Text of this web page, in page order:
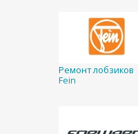
Ремонт лобзиков
Fein